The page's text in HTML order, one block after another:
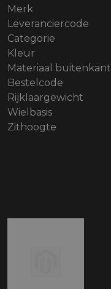
Merk
Leveranciercode
Categorie
Kleur
Materiaal buitenkant
Bestelcode
Rijklaargewicht
Wielbasis
Zithoogte